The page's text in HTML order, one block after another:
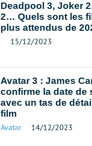
Deadpool 3, Joker
2… Quels sont les
plus attendus de
15/12/2023
Avatar 3 : James
confirme la date de
avec un tas de
film
Avatar 14/12/2023